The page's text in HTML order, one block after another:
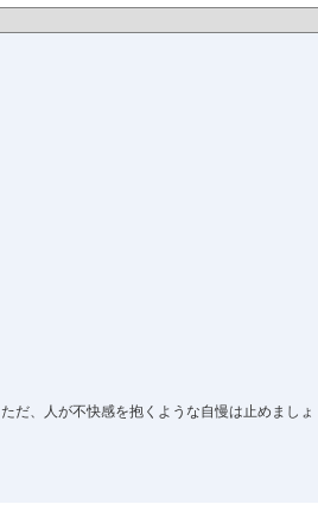
だ、人が不快感を抱くような自慢は止めましょ